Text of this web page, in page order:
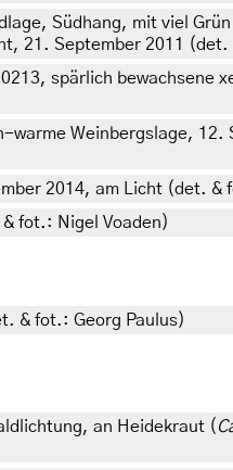
Südhang, mit viel
21. September 2011
spärlich bewachsene
Weinbergslage,
2014, am Licht (det. &
fot.: Nigel Voaden)
& fot.: Georg Paulus)
an Heidekraut (